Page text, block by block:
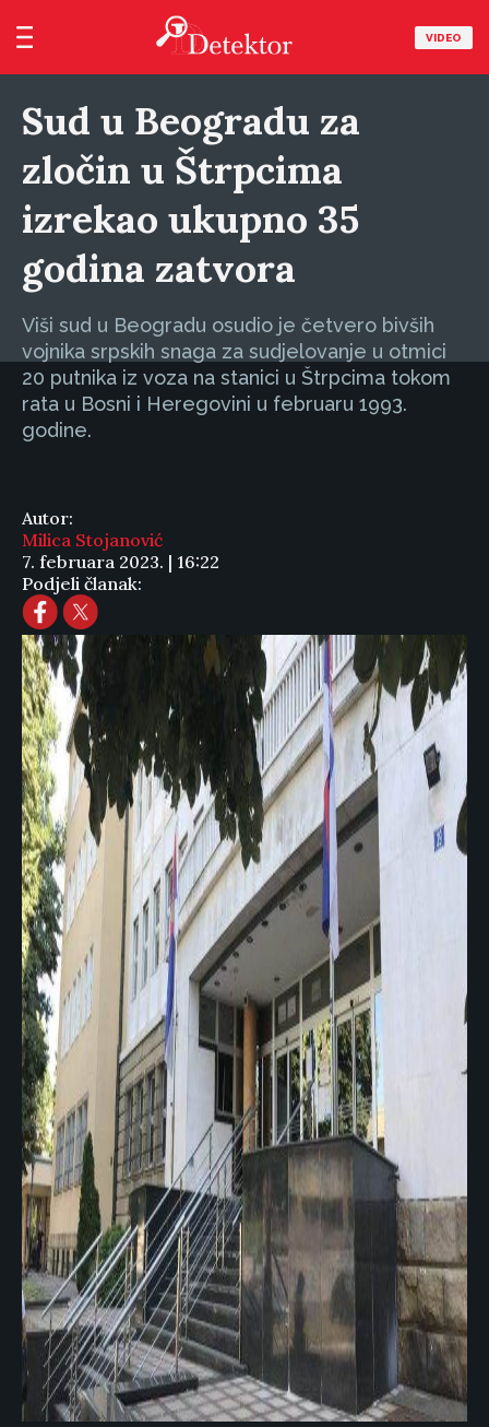
VIDEO
Sud u Beogradu za
zločin u Štrpcima
izrekao ukupno 35
godina zatvora
Viši sud u Beogradu osudio je četvero bivših
vojnika srpskih snaga za sudjelovanje u otmici
20 putnika iz voza na stanici u Štrpcima tokom
rata u Bosni i Heregovini u februaru 1993.
godine.
Autor:
Milica Stojanović
7. februara 2023. | 16:22
Podjeli članak: